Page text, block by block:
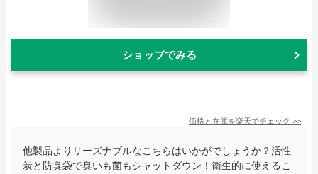
ショップでみる
価格と在庫を楽天でチェック >>
他製品よりリーズナブルなこちらはいかがでしょうか？活性
炭と防臭袋で臭いも菌もシャットダウン！衛生的に使えるこ